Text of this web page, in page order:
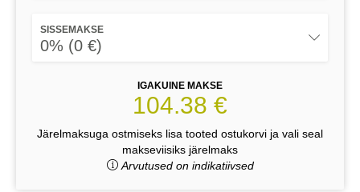
SISSEMAKSE
0% (0 €)
IGAKUINE MAKSE
104.38 €
Järelmaksuga ostmiseks lisa tooted ostukorvi ja vali seal
makseviisiks järelmaks
Arvutused on indikatiivsed